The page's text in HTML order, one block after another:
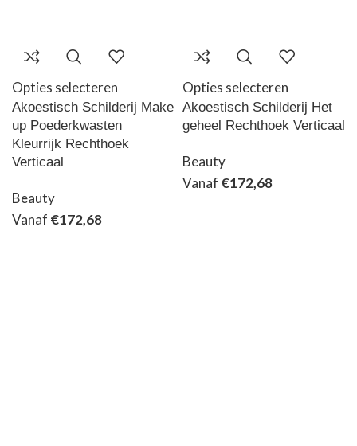
Opties selecteren
Akoestisch Schilderij Make
up Poederkwasten
Kleurrijk Rechthoek
Verticaal
Beauty
Vanaf €172,68
Opties selecteren
Akoestisch Schilderij Het
geheel Rechthoek Verticaal
Beauty
Vanaf €172,68